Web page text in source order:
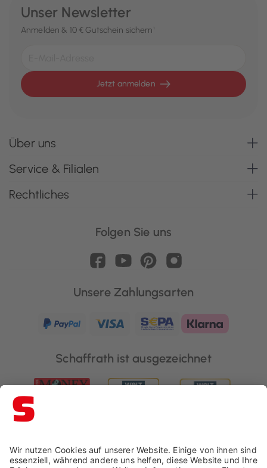
Unser Newsletter
Anmelden & 10 € Gutschein sichern¹
Jetzt anmelden
Über uns
Service & Filialen
Rechtliches
Folgen Sie uns
Unsere Zahlungsarten
Schaffrath ist ausgezeichnet